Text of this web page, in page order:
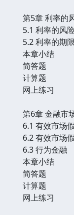
第5章 利率的
5.1 利率的风
5.2 利率的期
本章小结
简答题
计算题
网上练习
第6章 金融市
6.1 有效市场
6.2 有效市场
6.3 行为金融
本章小结
简答题
计算题
网上练习